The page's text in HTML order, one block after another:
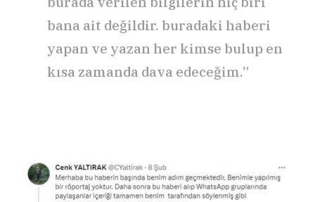
bana ait değildir. buradaki haberi
yapan ve yazan her kimse bulup en
kısa zamanda dava edeceğim.”